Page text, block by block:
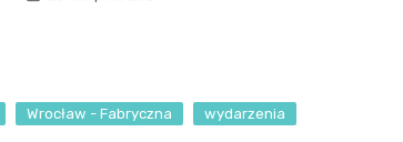
Poczta
Wrocław - Fabryczna wydarzenia